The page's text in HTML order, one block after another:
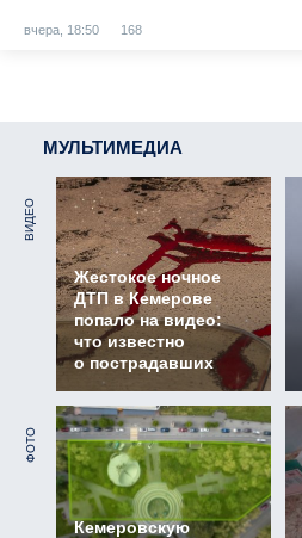
вчера, 18:50 168
МУЛЬТИМЕДИА
ВИДЕО
Жестокое ночное
ДТП в Кемерове
попало на видео:
что известно
о пострадавших
ФОТО
Кемеровскую